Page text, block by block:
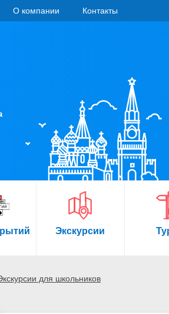
О компании Контакты
Экскурсии
для школьников